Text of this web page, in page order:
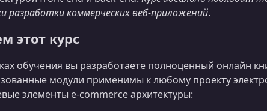
разработки коммерческих веб‑приложений.
этот курс
обучения вы разработаете полноценный онлайн
модули применимы к любому проекту
элементы e-commerce архитектуры: